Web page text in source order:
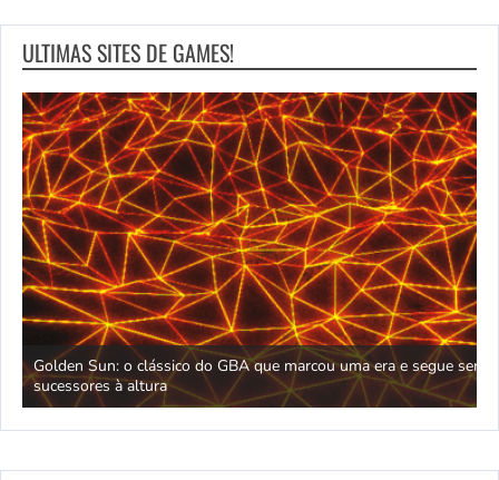
ULTIMAS SITES DE GAMES!
Golden Sun: o clássico do GBA que marcou uma era e segue sem
sucessores à altura